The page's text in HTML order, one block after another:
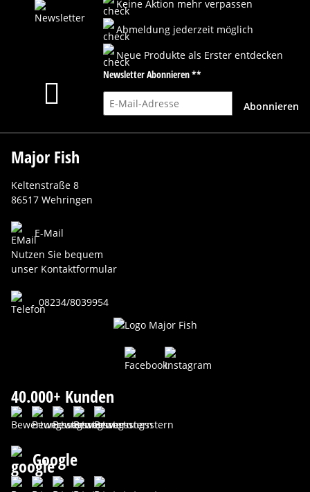
Keine Aktion mehr verpassen
Abmeldung jederzeit möglich
Neue Produkte als Erster entdecken
Newsletter Abonnieren **
E-Mail-Adresse
Abonnieren
Major Fish
Keltenstraße 8
86517 Wehringen
E-Mail
Nutzen Sie bequem
unser Kontaktformular
08234/8039954
40.000+ Kunden
Google